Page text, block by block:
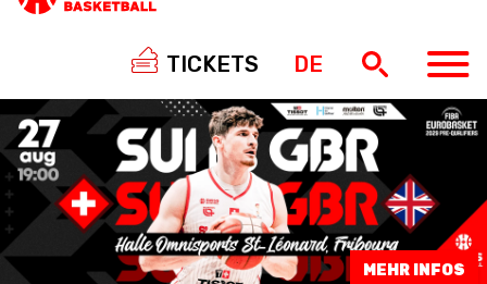
TICKETS DE
NATIONAL TEAMS
CENTRE NATIONAL MEHR INFOS